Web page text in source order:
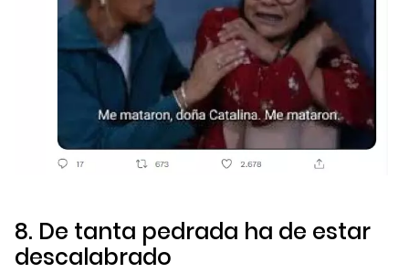
8. De tanta pedrada ha de estar
descalabrado